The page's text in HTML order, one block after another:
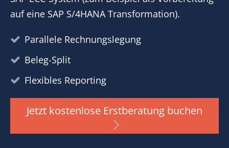
auf eine SAP S/4HANA Transformation).
Parallele Rechnungslegung
Beleg-Split
Flexibles Reporting
Jetzt kostenlose Erstberatung buchen